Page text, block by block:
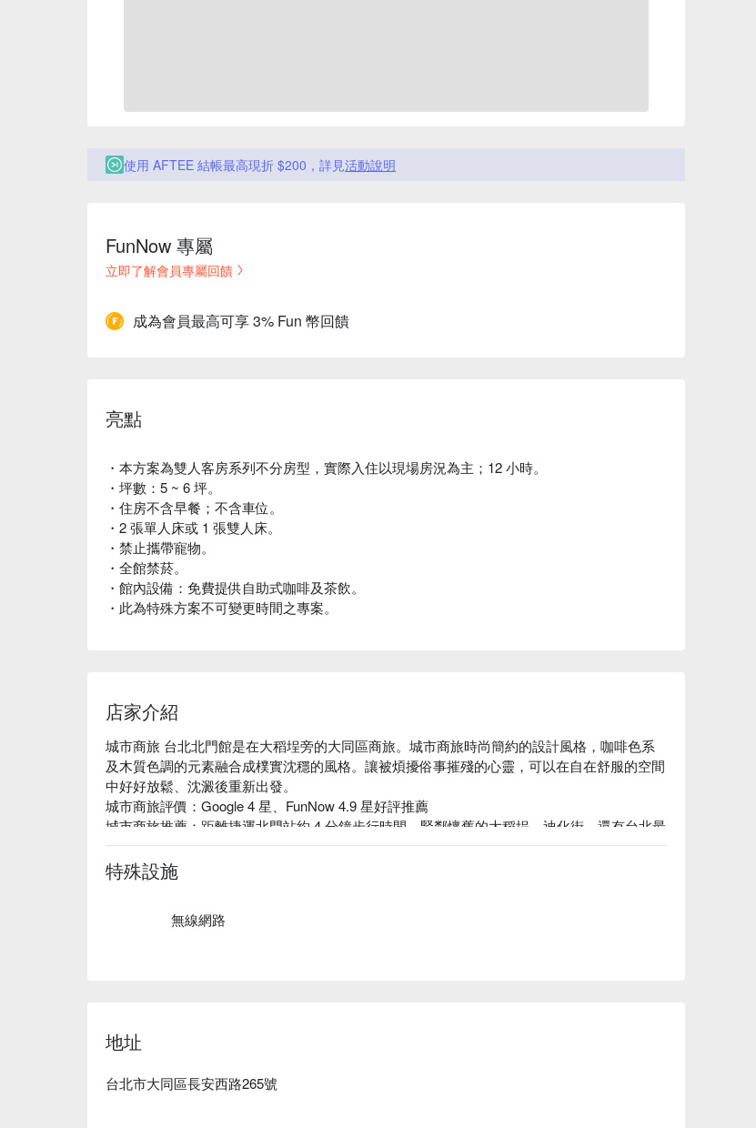
使用 AFTEE 結帳最高現折 $200，詳見活動說明
FunNow 專屬
立即了解會員專屬回饋
成為會員最高可享 3% Fun 幣回饋
亮點
・本方案為雙人客房系列不分房型，實際入住以現場房況為主；12 小時。
・坪數：5 ~ 6 坪。
・住房不含早餐；不含車位。
・2 張單人床或 1 張雙人床。
・禁止攜帶寵物。
・全館禁菸。
・館內設備：免費提供自助式咖啡及茶飲。
・此為特殊方案不可變更時間之專案。
店家介紹
城市商旅 台北北門館是在大稻埕旁的大同區商旅。城市商旅時尚簡約的設計風格，咖啡色系
及木質色調的元素融合成樸實沈穩的風格。讓被煩擾俗事摧殘的心靈，可以在自在舒服的空間
中好好放鬆、沈澱後重新出發。
城市商旅評價：Google 4 星、FunNow 4.9 星好評推薦
城市商旅推薦：距離捷運北門站約 4 分鐘步行時間，緊鄰懷舊的大稻埕、迪化街，還有台北最
著名的月老廟 霞海城隍廟。來一趟古色古香的大稻埕感受當年台北最繁榮的老城吧！
城市商旅 台北北門館優惠、城市商旅 台北北門館住宿方案、城市商旅 台北北門館休息方案立
刻查看⬇︎
特殊設施
無線網路
地址
台北市大同區長安西路265號